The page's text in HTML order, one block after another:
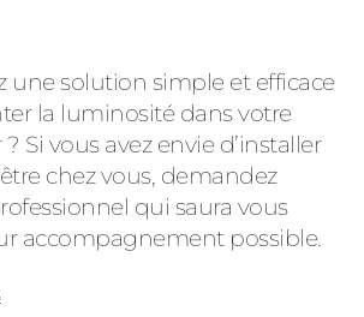
une solution simple et efficace
la luminosité dans votre
Si vous avez envie d’installer
chez vous, demandez
qui saura vous
accompagnement possible.
FENÊTRES
BOIS
CONTEMPORAINES
LES INTEMPORELLES
LES LUMINEUSES